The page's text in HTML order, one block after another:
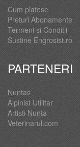
Cum platesc
Preturi Abonamente
Termeni si Conditii
Sustine Engrosist.ro
PARTENERI
Nuntas
Alpinist Utilitar
Artisti Nunta
Veterinarul.com